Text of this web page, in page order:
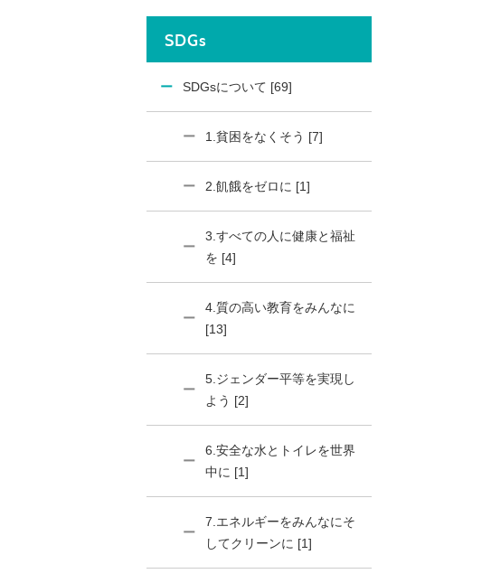
SDGs
SDGsについて [69]
1.貧困をなくそう [7]
2.飢餓をゼロに [1]
3.すべての人に健康と福祉
を [4]
4.質の高い教育をみんなに
[13]
5.ジェンダー平等を実現し
よう [2]
6.安全な水とトイレを世界
中に [1]
7.エネルギーをみんなにそ
してクリーンに [1]